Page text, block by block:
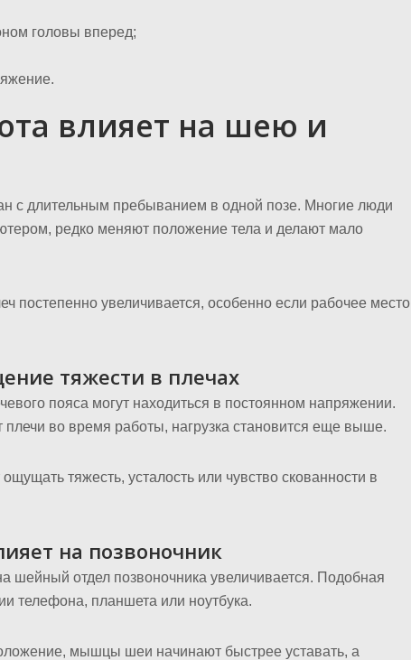
головы вперед;
влияет на шею и
с длительным пребыванием в одной позе. Многие люди
редко меняют положение тела и делают мало
постепенно увеличивается, особенно если рабочее место
тяжести в плечах
пояса могут находиться в постоянном напряжении.
плечи во время работы, нагрузка становится еще выше.
тяжесть, усталость или чувство скованности в
на позвоночник
шейный отдел позвоночника увеличивается. Подобная
телефона, планшета или ноутбука.
мышцы шеи начинают быстрее уставать, а